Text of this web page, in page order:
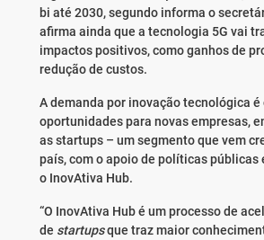
bi até 2030, segundo informa o
afirma ainda que a tecnologia 5G vai
impactos positivos, como ganhos de
redução de custos.
A demanda por inovação tecnológica
oportunidades para novas empresas,
as startups – um segmento que vem
país, com o apoio de políticas públicas
o InovAtiva Hub.
“O InovAtiva Hub é um processo de
de startupsque traz maior